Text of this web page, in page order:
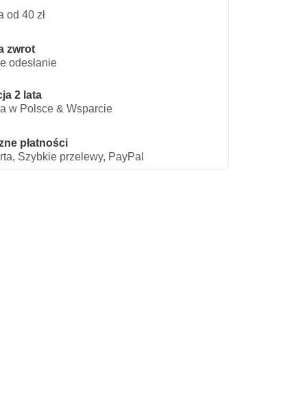
od 40 zł
zwrot
odesłanie
2 lata
w Polsce & Wsparcie
płatności
Szybkie przelewy, PayPal